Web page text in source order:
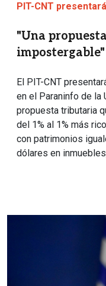
PIT-CNT
"Una
impostergable"
El PIT-CNT
en el Paraninfo de la
propuesta tributaria
del 1% al 1% más
con patrimonios
dólares en